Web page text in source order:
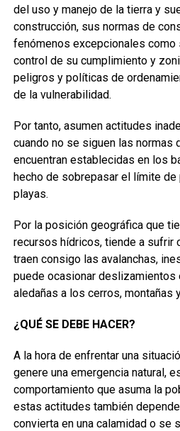
del uso y manejo de la tierra y
construcción, sus normas de
fenómenos excepcionales
control de su cumplimiento y
peligros y políticas de
de la vulnerabilidad.
Por tanto, asumen actitudes
cuando no se siguen las normas
encuentran establecidas en los
hecho de sobrepasar el límite de
playas.
Por la posición geográfica que
recursos hídricos, tiende a sufrir
traen consigo las avalanchas,
puede ocasionar deslizamientos
aledañas a los cerros, montañas
¿QUÉ SE DEBE HACER?
A la hora de enfrentar una
genere una emergencia natural,
comportamiento que asuma la
estas actitudes también
convierta en una calamidad o se